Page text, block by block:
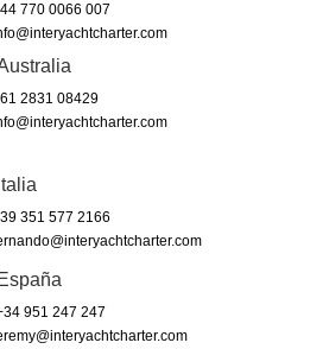
770 0066 007
2831 08429
351 577 2166
951 247 247